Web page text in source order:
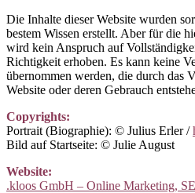
Die Inhalte dieser Website wurden
bestem Wissen erstellt. Aber für die
wird kein Anspruch auf
Richtigkeit erhoben. Es kann keine
übernommen werden, die durch das
Website oder deren Gebrauch
Copyrights:
Portrait (Biographie): © Julius Erler /
Bild auf Startseite: © Julie August
Website:
.kloos GmbH – Online Marketing,